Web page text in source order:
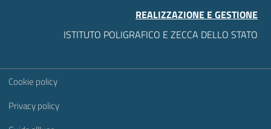
REALIZZAZIONE E GESTIONE
ISTITUTO POLIGRAFICO E ZECCA DELLO STATO
Sezione Link Utili
Cookie policy
Privacy policy